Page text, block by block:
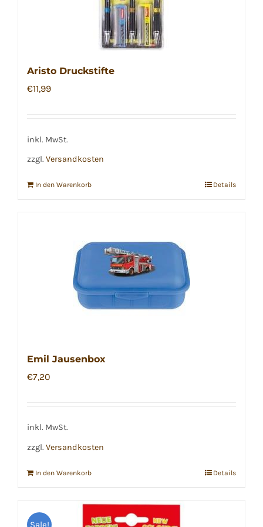
Aristo Druckstifte
€11,99
inkl. MwSt.
zzgl. Versandkosten
In den Warenkorb Details
Emil Jausenbox
€7,20
inkl. MwSt.
zzgl. Versandkosten
In den Warenkorb Details
Sale!